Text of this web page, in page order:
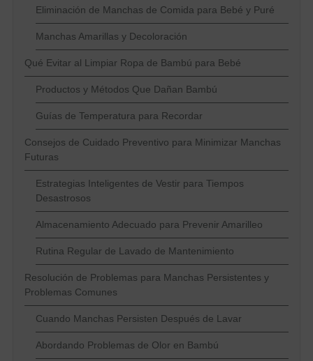
Eliminación de Manchas de Comida para Bebé y Puré
Manchas Amarillas y Decoloración
Qué Evitar al Limpiar Ropa de Bambú para Bebé
Productos y Métodos Que Dañan Bambú
Guías de Temperatura para Recordar
Consejos de Cuidado Preventivo para Minimizar Manchas
Futuras
Estrategias Inteligentes de Vestir para Tiempos
Desastrosos
Almacenamiento Adecuado para Prevenir Amarilleo
Rutina Regular de Lavado de Mantenimiento
Resolución de Problemas para Manchas Persistentes y
Problemas Comunes
Cuando Manchas Persisten Después de Lavar
Abordando Problemas de Olor en Bambú